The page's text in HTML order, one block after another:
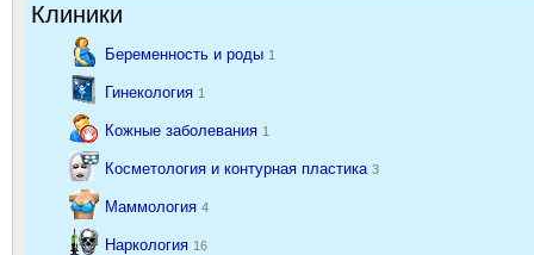
Клиники
Беременность и роды 1
Гинекология 1
Кожные заболевания 1
Косметология и контурная пластика 3
Маммология 4
Наркология 16